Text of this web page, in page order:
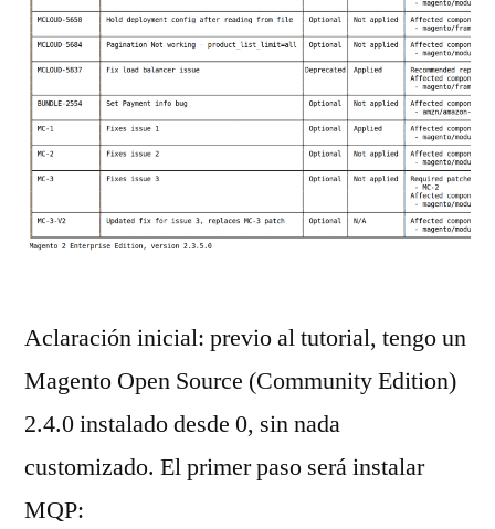
Aclaración inicial: previo al tutorial, tengo un
Magento Open Source (Community Edition)
2.4.0 instalado desde 0, sin nada
customizado. El primer paso será instalar
MQP: